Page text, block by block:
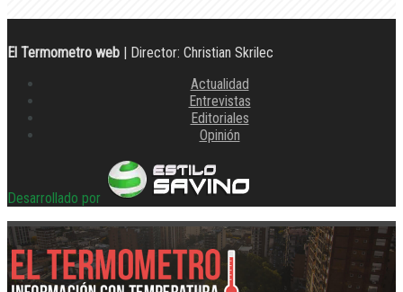
El Termometro web | Director: Christian Skrilec
Actualidad
Entrevistas
Editoriales
Opinión
Desarrollado por